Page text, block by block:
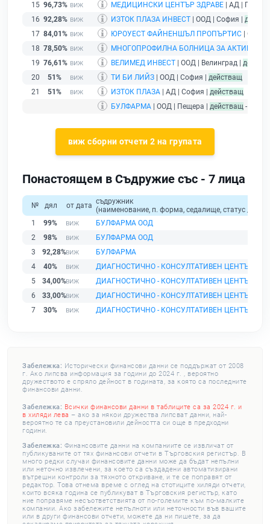
15 96,73% МЕДИЦИНСКИ ЦЕНТЪР ЗДРАВЕ | АД |
16 92,28% ИЗТОК ПЛАЗА ИНВЕСТ | ООД | София |
17 84,01% ЮРОУЕСТ ФАЙНЕНШЪЛ ПРОПЪРТИС | ООД |
18 78,50%
МНОГОПРОФИЛНА БОЛНИЦА ЗА АКТИВНО
19 76,61% ВЕЛИМЕД ИНВЕСТ | ООД | Велинград |
20
51% ТИ БИ ЛИЙЗ | ООД | София | действащ
21
51% ИЗТОК ПЛАЗА | АД | София | действащ
БУЛФАРМА | ООД | Пещера | действащ -
виж сборни отчети 2 на групата
Понастоящем в Съдружие със - 7 лица
№ дял от дата съдружник
(наименование, п. форма, седалище, статус /
1
99%
БУЛФАРМА ООД
2
98%
БУЛФАРМА ООД
3
92,28%
БУЛФАРМА
4
40%
ДИАГНОСТИЧНО - КОНСУЛТАТИВЕН ЦЕНТЪР
5
34,00%
ДИАГНОСТИЧНО - КОНСУЛТАТИВЕН ЦЕНТЪР
6
33,00%
ДИАГНОСТИЧНО - КОНСУЛТАТИВЕН ЦЕНТЪР I -
7
30% ДИАГНОСТИЧНО - КОНСУЛТАТИВЕН ЦЕНТЪР
Забележка: Исторически финансови данни се поддържат от 2008
г. Ако липсва информация за години до 2024 г. , вероятно
дружеството е спряло дейност в годината, за която са последните
финансови данни.
Забележка: Всички финансови данни в таблиците са за 2024 г. и
в хиляди лева – ако за някои дружества липсват данни, най-
вероятно те са преустановили дейността си още в предходни
години.
Забележка: Финансовите данни на компаниите се извличат от
публикуваните от тях финансови отчети в Търговския регистър. В
много редки случаи финансовите данни може да бъдат непълни
или неточно извлечени, за което са създадени автоматизирани
вътрешни контроли за тяхното откриване, и те се поправят от
редактор. Това отнема време с оглед на стотиците хиляди отчети,
които всяка година се публикуват в Търговския регистър, като
ние поправяме несъответствията от по-големите към по-малките
компании. Ако забележите непълноти или неточности във вашите
или в други финансови отчети, можете да ни пишете, за да